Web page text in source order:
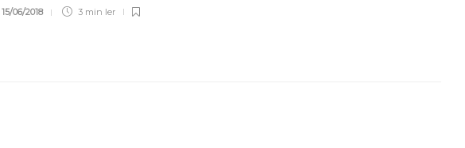
15/06/2018 3 min ler